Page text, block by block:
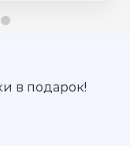
в подарок!